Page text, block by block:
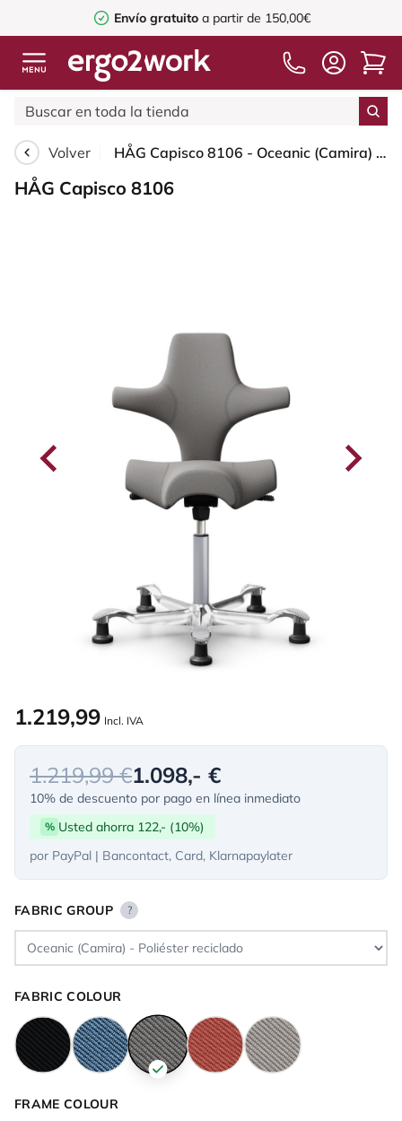
Envío gratuito a partir de 150,00€
Volver HÅG Capisco 8106 - Oceanic (Camira) - Poliéster reciclado - OCI008 - Warm grey - Silver - 265 mm (seat height 53-79cm) - Glides
HÅG Capisco 8106
1.219,99 Incl. IVA
1.219,99 €1.098,- €
10% de descuento por pago en línea inmediato
% Usted ahorra 122,- (10%)
por PayPal | Bancontact, Card, Klarnapaylater
FABRIC GROUP ?
FABRIC COLOUR
FRAME COLOUR